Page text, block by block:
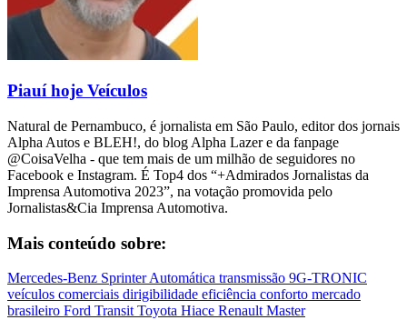
Piauí hoje Veículos
Natural de Pernambuco, é jornalista em São Paulo, editor dos jornais
Alpha Autos e BLEH!, do blog Alpha Lazer e da fanpage
@CoisaVelha - que tem mais de um milhão de seguidores no
Facebook e Instagram. É Top4 dos “+Admirados Jornalistas da
Imprensa Automotiva 2023”, na votação promovida pelo
Jornalistas&Cia Imprensa Automotiva.
Mais conteúdo sobre:
Mercedes-Benz Sprinter Automática transmissão 9G-TRONIC
veículos comerciais dirigibilidade eficiência conforto mercado
brasileiro Ford Transit Toyota Hiace Renault Master